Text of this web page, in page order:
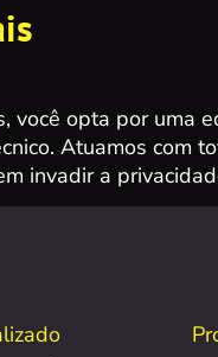
você opta por uma
Atuamos com
invadir a